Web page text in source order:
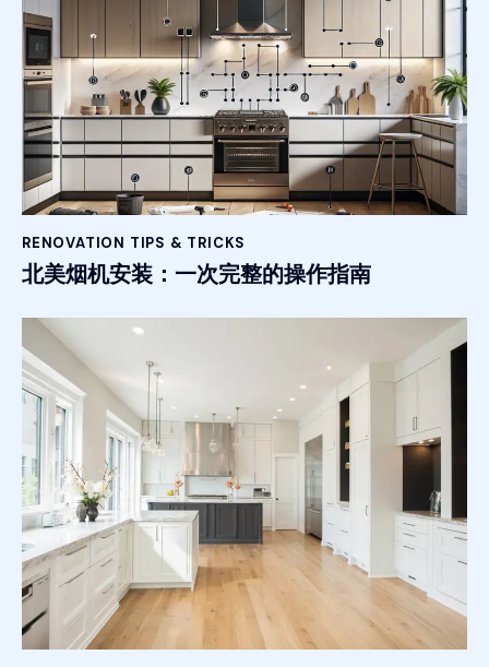
RENOVATION TIPS & TRICKS
北美烟机安装：一次完整的操作指南